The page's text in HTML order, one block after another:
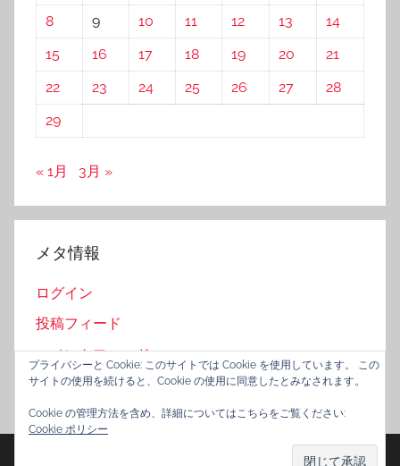
8
9 10 11 12 13
14
15
16 17 18 19 20
21
22
23 24 25 26 27
28
29
« 1月 3月 »
メタ情報
ログイン
投稿フィード
コメントフィード
WordPress.org
プライバシーと Cookie: このサイトでは Cookie を使用しています。 この
サイトの使用を続けると、Cookie の使用に同意したとみなされます。
Cookie の管理方法を含め、詳細についてはこちらをご覧ください:
Cookie ポリシー